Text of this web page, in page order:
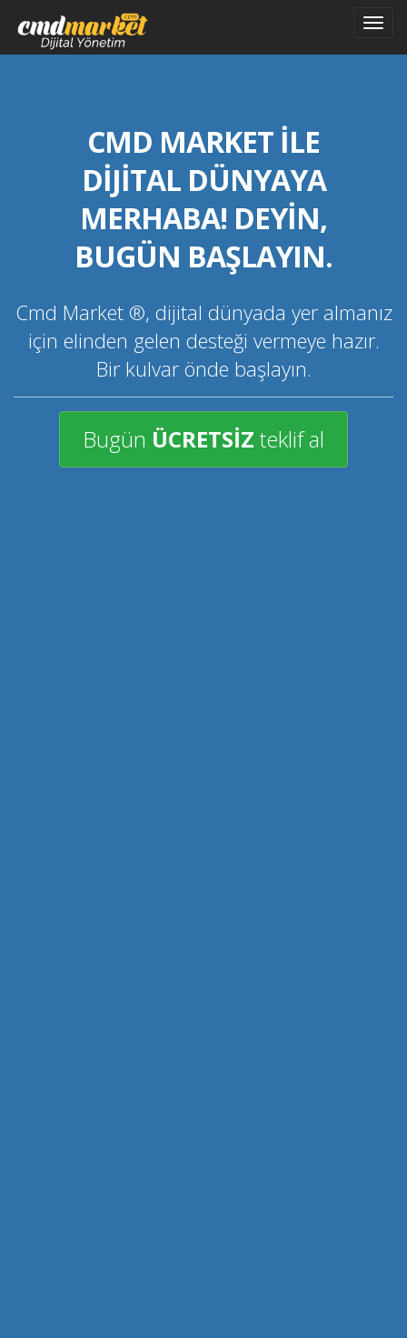
CMD MARKET İLE
DİJİTAL DÜNYAYA
MERHABA! DEYİN,
BUGÜN BAŞLAYIN.
Cmd Market ®, dijital dünyada yer almanız
için elinden gelen desteği vermeye hazır.
Bir kulvar önde başlayın.
Bugün ÜCRETSİZ teklif al